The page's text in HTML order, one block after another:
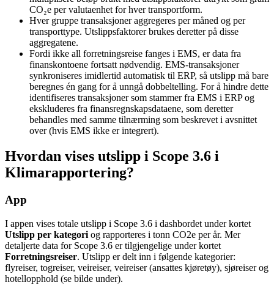
CO₂e per valutaenhet for hver transportform.
Hver gruppe transaksjoner aggregeres per måned og per
transporttype. Utslippsfaktorer brukes deretter på disse
aggregatene.
Fordi ikke all forretningsreise fanges i EMS, er data fra
finanskontoene fortsatt nødvendig. EMS-transaksjoner
synkroniseres imidlertid automatisk til ERP, så utslipp må bare
beregnes én gang for å unngå dobbeltelling. For å hindre dette
identifiseres transaksjoner som stammer fra EMS i ERP og
ekskluderes fra finansregnskapsdataene, som deretter
behandles med samme tilnærming som beskrevet i avsnittet
over (hvis EMS ikke er integrert).
Hvordan vises utslipp i Scope 3.6 i
Klimarapportering?
App
I appen vises totale utslipp i Scope 3.6 i dashbordet under kortet
Utslipp per kategori og rapporteres i tonn CO2e per år. Mer
detaljerte data for Scope 3.6 er tilgjengelige under kortet
Forretningsreiser. Utslipp er delt inn i følgende kategorier:
flyreiser, togreiser, veireiser, veireiser (ansattes kjøretøy), sjøreiser og
hotellopphold (se bilde under).